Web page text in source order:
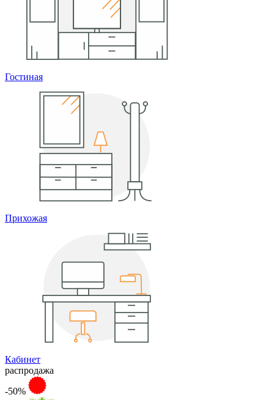
Гостиная
Прихожая
Кабинет
распродажа
-50%